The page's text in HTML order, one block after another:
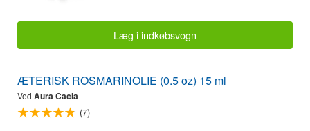
Læg i indkøbsvogn
ÆTERISK ROSMARINOLIE (0.5 oz) 15 ml
Ved Aura Cacia
(7)